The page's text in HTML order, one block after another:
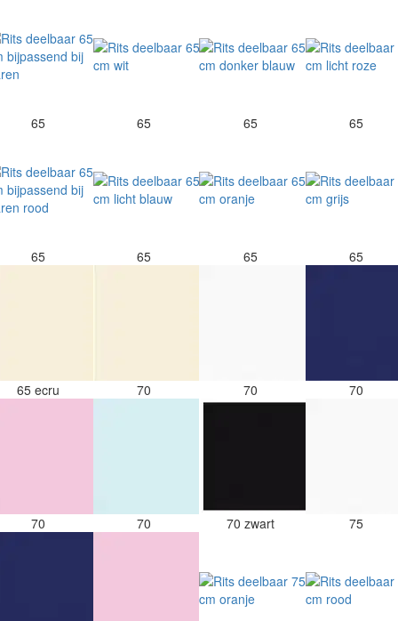
65 65 65 65
65 65 65 65
65 ecru 70 70 70
70 70 70 zwart 75